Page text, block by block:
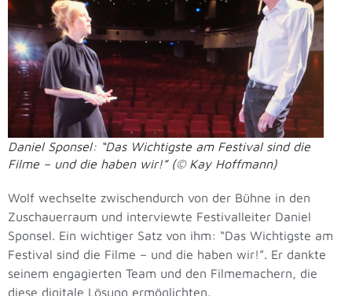
Daniel Sponsel: “Das Wichtigste am Festival sind die
Filme – und die haben wir!” (© Kay Hoffmann)
Wolf wechselte zwischendurch von der Bühne in den
Zuschauerraum und interviewte Festivalleiter Daniel
Sponsel. Ein wichtiger Satz von ihm: “Das Wichtigste am
Festival sind die Filme – und die haben wir!”. Er dankte
seinem engagierten Team und den Filmemachern, die
diese digitale Lösung ermöglichten.